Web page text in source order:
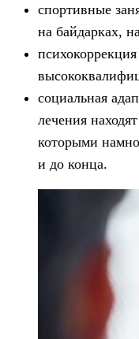
спортивные
на байдарках,
социальная
лечения
которыми
и до конца.